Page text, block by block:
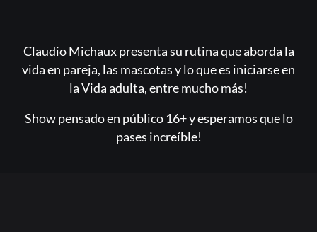
Claudio Michaux presenta su rutina que aborda la
vida en pareja, las mascotas y lo que es iniciarse en
la Vida adulta, entre mucho más!
Show pensado en público 16+ y esperamos que lo
pases increíble!